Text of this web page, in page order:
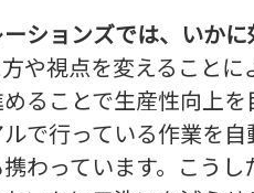
ションズでは、いか
や視点を変えること
ることで生産性向上
で行っている作業を
わっています。こう